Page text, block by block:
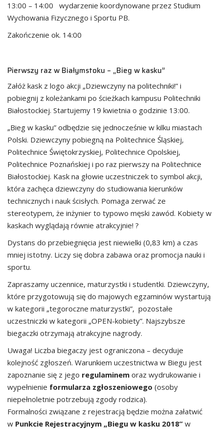
13:00 – 14:00 wydarzenie koordynowane przez Studium
Wychowania Fizycznego i Sportu PB.
Zakończenie ok. 14:00
Pierwszy raz w Białymstoku – „Bieg w kasku”
Załóż kask z logo akcji „Dziewczyny na politechniki!” i
pobiegnij z koleżankami po ścieżkach kampusu Politechniki
Białostockiej. Startujemy 19 kwietnia o godzinie 13:00.
„Bieg w kasku” odbędzie się jednocześnie w kilku miastach
Polski. Dziewczyny pobiegną na Politechnice Śląskiej,
Politechnice Świętokrzyskiej, Politechnice Opolskiej,
Politechnice Poznańskiej i po raz pierwszy na Politechnice
Białostockiej. Kask na głowie uczestniczek to symbol akcji,
która zachęca dziewczyny do studiowania kierunków
technicznych i nauk ścisłych. Pomaga zerwać ze
stereotypem, że inżynier to typowo męski zawód. Kobiety w
kaskach wyglądają równie atrakcyjnie! ?
Dystans do przebiegnięcia jest niewielki (0,83 km) a czas
mniej istotny. Liczy się dobra zabawa oraz promocja nauki i
sportu.
Zapraszamy uczennice, maturzystki i studentki. Dziewczyny,
które przygotowują się do majowych egzaminów wystartują
w kategorii „tegoroczne maturzystki”, pozostałe
uczestniczki w kategorii „OPEN-kobiety”. Najszybsze
biegaczki otrzymają atrakcyjne nagrody.
Uwaga! Liczba biegaczy jest ograniczona – decyduje
kolejność zgłoszeń. Warunkiem uczestnictwa w Biegu jest
zapoznanie się z jego regulaminem oraz wydrukowanie i
wypełnienie formularza zgłoszeniowego (osoby
niepełnoletnie potrzebują zgody rodzica).
Formalności związane z rejestracją będzie można załatwić
w Punkcie Rejestracyjnym „Biegu w kasku 2018” w